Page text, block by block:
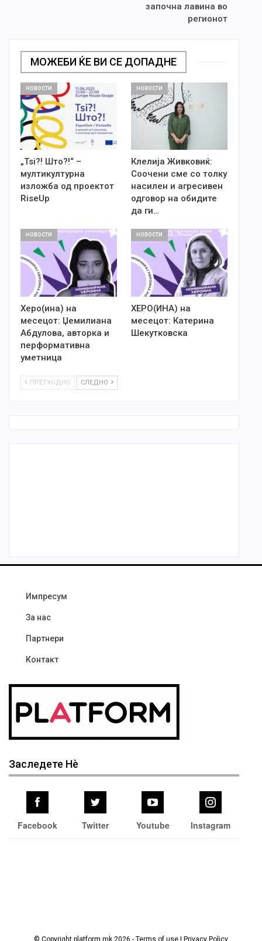
започна лавина во
регионот
МОЖЕБИ ЌЕ ВИ СЕ ДОПАДНЕ
НОВОСТИ
„Tsi?! Што?!“ –
мултикултурна
изложба од проектот
RiseUp
НОВОСТИ
Клелија Живковиќ:
Соочени сме со толку
насилен и агресивен
одговор на обидите
да ги…
НОВОСТИ
Херо(ина) на
месецот: Џемилиана
Абдулова, авторка и
перформативна
уметница
НОВОСТИ
ХЕРО(ИНА) на
месецот: Катерина
Шекутковска
ПРЕТХОДНО СЛЕДНО
Импресум
За нас
Партнери
Контакт
Заследете Нѐ
Facebook Twitter Youtube Instagram